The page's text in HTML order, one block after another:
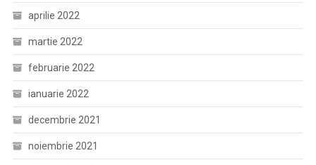
aprilie 2022
martie 2022
februarie 2022
ianuarie 2022
decembrie 2021
noiembrie 2021